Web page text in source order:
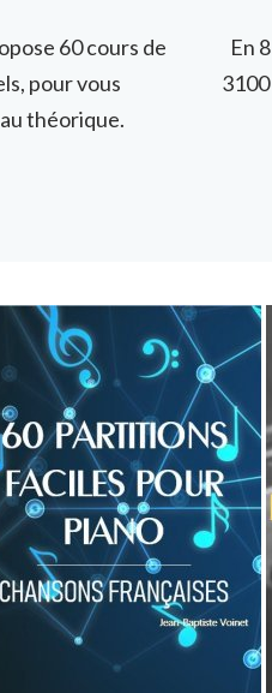
60 cours de
pour vous
théorique.
En